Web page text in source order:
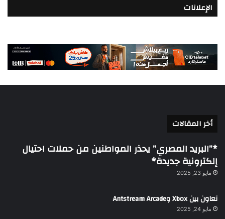
الإعلانات
أخر المقالات
*”البريد المصري” يحذر المواطنين من حملات احتيال
إلكترونية جديدة*
مايو 23, 2025
تعاون بين Xbox وAntstream Arcade
مايو 24, 2025